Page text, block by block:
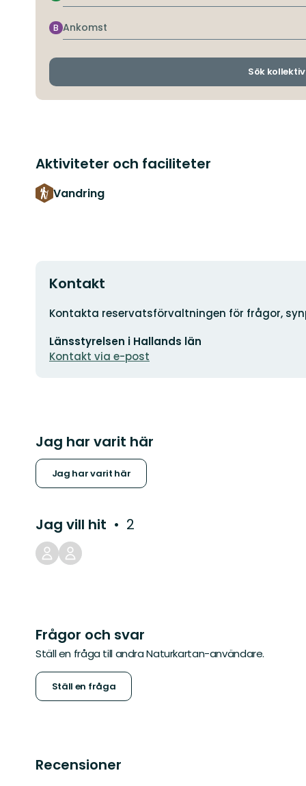
Ankomst
B
Sök
Aktiviteter och faciliteter
Vandring
Kontakt
Adress
Kontakta reservatsförvaltningen för frågor,
postadress
Länsstyrelsen i Hallands län
Kontakt via e-post
Jag har varit här
Jag har varit här
Jag vill hit 2
Frågor och svar
Ställ en fråga till andra Naturkartan-användare.
Ställ en fråga
Recensioner